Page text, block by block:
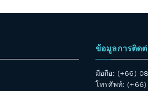
ข้อมูลการติด
มือถือ: (+66)
โทรศัพท์: (+66)